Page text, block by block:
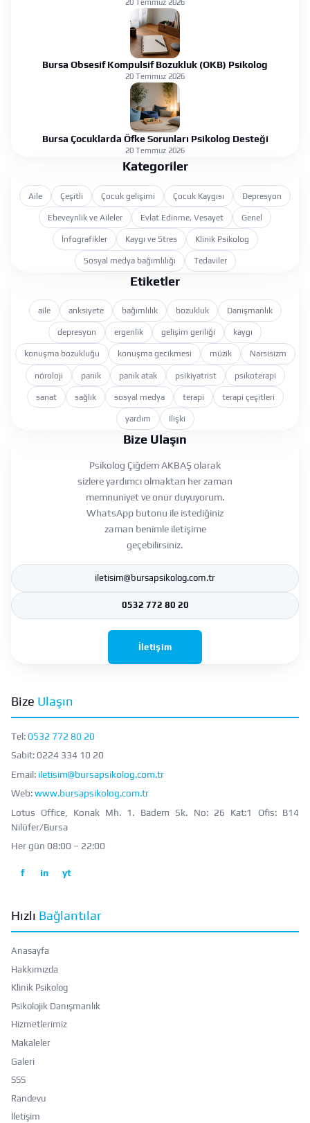
20 Temmuz 2026
Bursa Obsesif Kompulsif Bozukluk (OKB) Psikolog
20 Temmuz 2026
Bursa Çocuklarda Öfke Sorunları Psikolog Desteği
20 Temmuz 2026
Kategoriler
Aile Çeşitli Çocuk gelişimi Çocuk Kaygısı Depresyon
Ebeveynlik ve Aileler Evlat Edinme, Vesayet Genel
İnfografikler Kaygı ve Stres Klinik Psikolog
Sosyal medya bağımlılığı Tedaviler
Etiketler
aile anksiyete bağımlılık bozukluk Danışmanlık
depresyon ergenlik gelişim geriliği kaygı
konuşma bozukluğu konuşma gecikmesi müzik Narsisizm
nöroloji panik panik atak psikiyatrist psikoterapi
sanat sağlık sosyal medya terapi terapi çeşitleri
yardım İlişki
Bize Ulaşın
Psikolog Çiğdem AKBAŞ olarak
sizlere yardımcı olmaktan her zaman
memnuniyet ve onur duyuyorum.
WhatsApp butonu ile istediğiniz
zaman benimle iletişime
geçebilirsiniz.
iletisim@bursapsikolog.com.tr
0532 772 80 20
İletişim
Bize Ulaşın
Tel:0532 772 80 20
Sabit:0224 334 10 20
Email: iletisim@bursapsikolog.com.tr
Web:www.bursapsikolog.com.tr
Lotus Office, Konak Mh. 1. Badem Sk. No: 26 Kat:1 Ofis: B14
Nilüfer/Bursa
Her gün 08:00 – 22:00
f in yt
Hızlı Bağlantılar
Anasayfa
Hakkımızda
Klinik Psikolog
Psikolojik Danışmanlık
Hizmetlerimiz
Makaleler
Galeri
SSS
Randevu
İletişim